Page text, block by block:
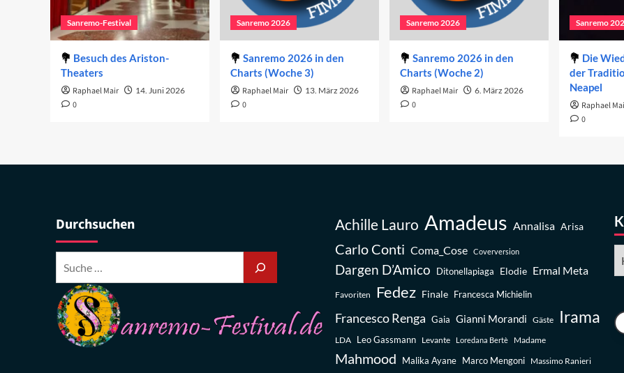
Sanremo-Festival
Besuch des Ariston-
Theaters
Raphael Mair 14. Juni 2026
0
Sanremo 2026
Sanremo 2026 in den
Charts (Woche 3)
Raphael Mair 13. März 2026
0
Sanremo 2026
Sanremo 2026 in den
Charts (Woche 2)
Raphael Mair 6. März 2026
0
Sanremo
Die
der
Neapel
Raphael
0
Durchsuchen Achille Lauro Amadeus Annalisa Arisa
Carlo Conti Coma_Cose Coverversion
Dargen D’Amico Ditonellapiaga Elodie Ermal Meta
Favoriten Fedez Finale Francesca Michielin
Francesco Renga Gaia Gianni Morandi Gäste Irama
LDA Leo Gassmann Levante Loredana Bertè Madame
Mahmood Malika Ayane Marco Mengoni Massimo Ranieri